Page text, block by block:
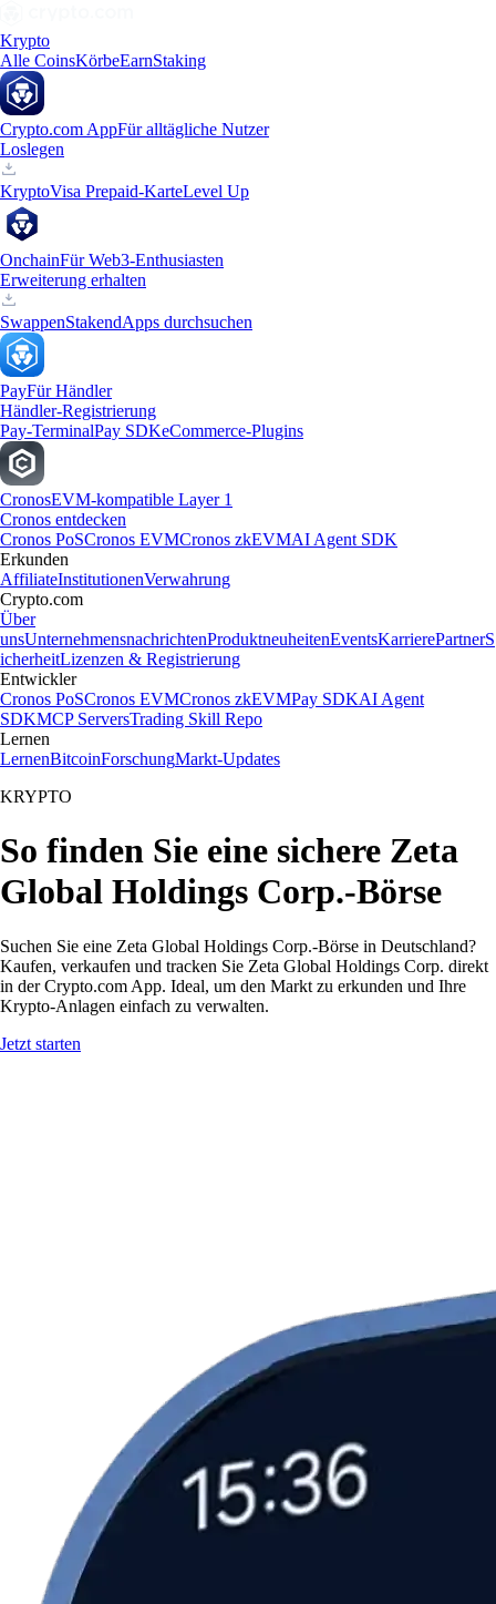
Krypto
Alle CoinsKörbeEarnStaking
Crypto.com AppFür alltägliche Nutzer
Loslegen
KryptoVisa Prepaid-KarteLevel Up
OnchainFür Web3-Enthusiasten
Erweiterung erhalten
SwappenStakendApps durchsuchen
PayFür Händler
Händler-Registrierung
Pay-TerminalPay SDKeCommerce-Plugins
CronosEVM-kompatible Layer 1
Cronos entdecken
Cronos PoSCronos EVMCronos zkEVMAI Agent SDK
Erkunden
AffiliateInstitutionenVerwahrung
Crypto.com
Über
unsUnternehmensnachrichtenProduktneuheitenEventsKarrierePartnerS
icherheitLizenzen & Registrierung
Entwickler
Cronos PoSCronos EVMCronos zkEVMPay SDKAI Agent
SDKMCP ServersTrading Skill Repo
Lernen
LernenBitcoinForschungMarkt-Updates
KRYPTO
So finden Sie eine sichere Zeta
Global Holdings Corp.-Börse
Suchen Sie eine Zeta Global Holdings Corp.-Börse in Deutschland?
Kaufen, verkaufen und tracken Sie Zeta Global Holdings Corp. direkt
in der Crypto.com App. Ideal, um den Markt zu erkunden und Ihre
Krypto-Anlagen einfach zu verwalten.
Jetzt starten